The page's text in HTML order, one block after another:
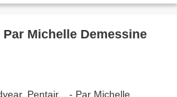
Michelle Demessine